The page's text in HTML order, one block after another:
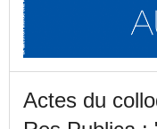
Actes du